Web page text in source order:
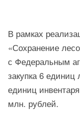
В рамках
«Сохранение
с Федеральным
закупка 6 единиц
единиц
млн. рублей.